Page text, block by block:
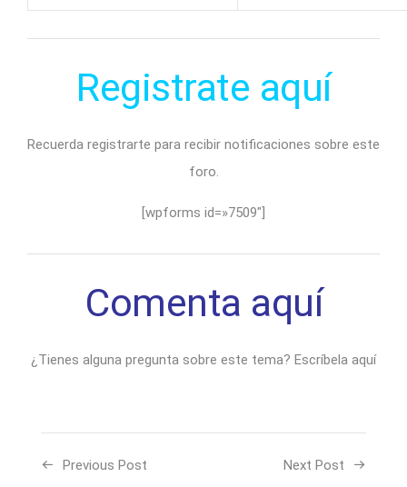
Registrate aquí
Recuerda registrarte para recibir notificaciones sobre este
foro.
[wpforms id=»7509″]
Comenta aquí
¿Tienes alguna pregunta sobre este tema? Escríbela aquí
Previous Post Next Post